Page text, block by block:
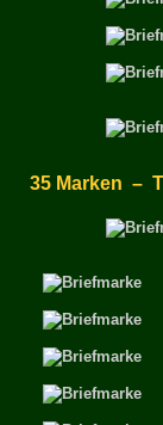
35 Marken –